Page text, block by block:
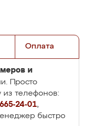
Оплата
и
Просто
из телефонов:
24-01,
быстро